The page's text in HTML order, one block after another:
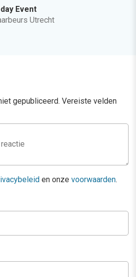
Event
Utrecht
gepubliceerd. Vereiste velden
en onze voorwaarden.